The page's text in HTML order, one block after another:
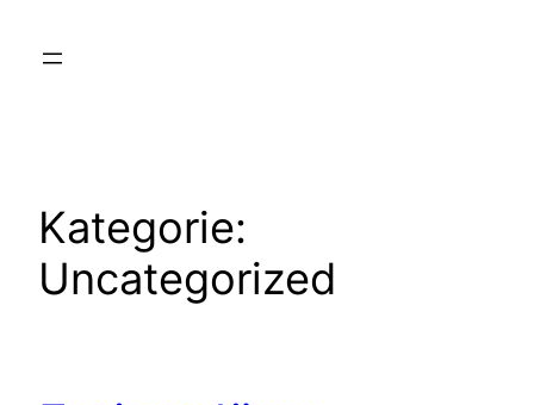
Inhalt
Kategorie:
Uncategorized